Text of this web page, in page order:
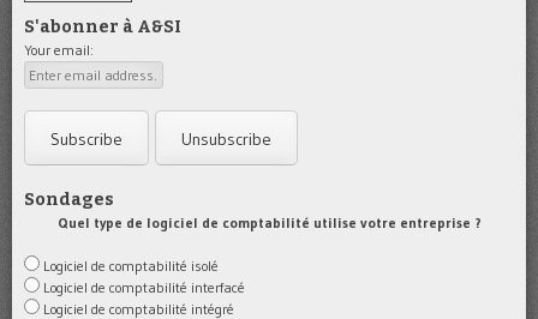
S'abonner à A&SI
Your email:
Sondages
Quel type de logiciel de comptabilité utilise votre entreprise ?
Logiciel de comptabilité isolé
Logiciel de comptabilité interfacé
Logiciel de comptabilité intégré